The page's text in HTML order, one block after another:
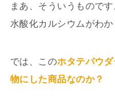
まあ、そういうもので
水酸化カルシウムがわか
では、このホタテパウ
物にした商品なのか？